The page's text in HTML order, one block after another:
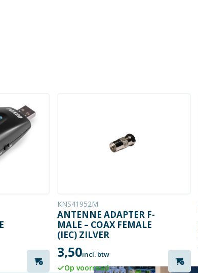
KNS41952M
ANTENNE ADAPTER F-
MALE – COAX FEMALE
(IEC) ZILVER
3,50incl. btw
Op voorraad